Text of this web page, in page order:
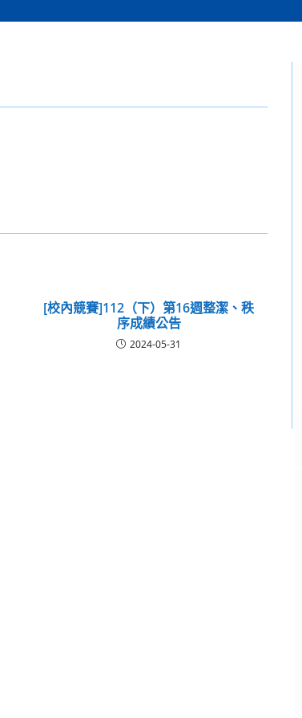
[校內競賽]112（下）第16週整潔、秩
序成績公告
2024-05-31